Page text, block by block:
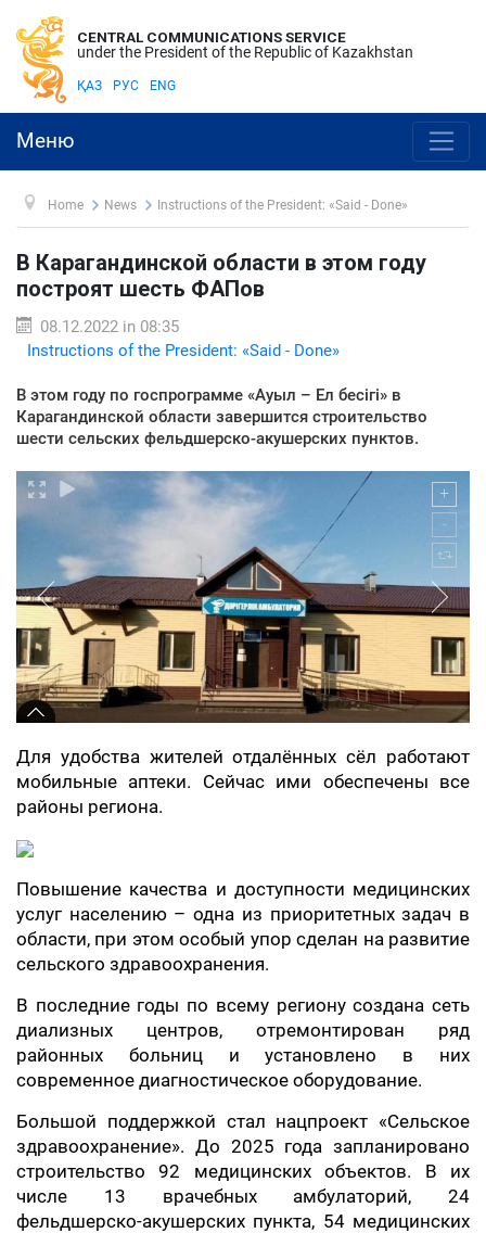
CENTRAL COMMUNICATIONS SERVICE
under the President of the Republic of Kazakhstan
ҚАЗ РУС ENG
Меню
Home News Instructions of the President: «Said - Done»
В Карагандинской области в этом году
построят шесть ФАПов
08.12.2022 in 08:35
Instructions of the President: «Said - Done»
В этом году по госпрограмме «Ауыл – Ел бесігі» в
Карагандинской области завершится строительство
шести сельских фельдшерско-акушерских пунктов.
Для удобства жителей отдалённых сёл работают
мобильные аптеки. Сейчас ими обеспечены все
районы региона.
Повышение качества и доступности медицинских
услуг населению – одна из приоритетных задач в
области, при этом особый упор сделан на развитие
сельского здравоохранения.
В последние годы по всему региону создана сеть
диализных центров, отремонтирован ряд
районных больниц и установлено в них
современное диагностическое оборудование.
Большой поддержкой стал нацпроект «Сельское
здравоохранение». До 2025 года запланировано
строительство 92 медицинских объектов. В их
числе 13 врачебных амбулаторий, 24
фельдшерско-акушерских пункта, 54 медицинских